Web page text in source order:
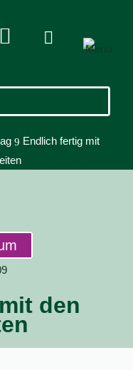
 
9 Endlich fertig mit
den